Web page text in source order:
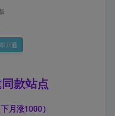
开通
款站点
月涨1000）